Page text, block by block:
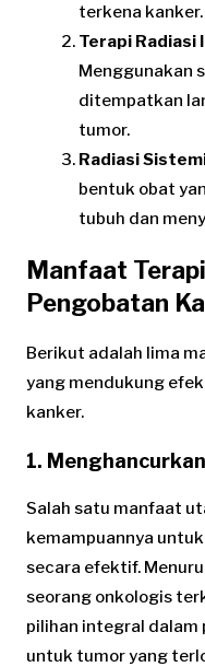
terkena kanker.
Terapi
Menggunakan
ditempatkan
tumor.
Radiasi
bentuk obat
tubuh dan
Manfaat
Pengobatan
Berikut adalah lima
yang mendukung
kanker.
1.
Salah satu manfaat
kemampuannya
secara efektif.
seorang onkologis
pilihan integral dalam
untuk tumor yang